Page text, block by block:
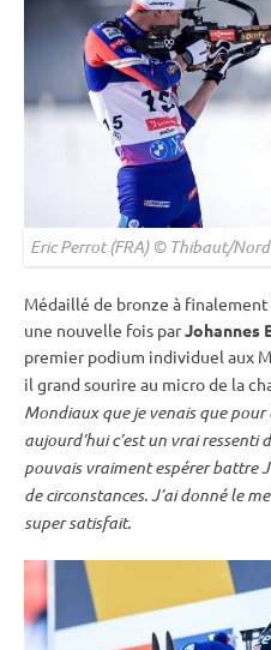
Eric Perrot (FRA) © Thibaut/
Médaillé de bronze à
une nouvelle fois parJohannes
premier podium individuel aux
il grand sourire au micro de la
Mondiaux que je venais que pour
aujourd’hui c’est un vrai ressenti
pouvais vraiment espérer battre
de circonstances. J’ai donné le
super satisfait.